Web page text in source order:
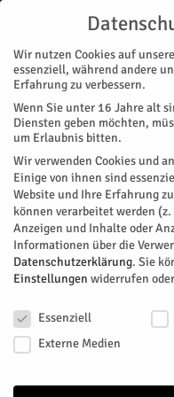
Start Stadtteile Jülich
STADTTEILE JÜLICH
Papierwerke(n)
VonHERZOG Redaktion- Oktober 27,
Facebook
Wir nutzen Cookies auf
essenziell, während andere
Erfahrung zu verbessern.
Wenn Sie unter 16 Jahre alt
Diensten geben möchten,
um Erlaubnis bitten.
Wir verwenden Cookies und
Einige von ihnen sind
Website und Ihre Erfahrung
können verarbeitet werden
Anzeigen und Inhalte oder
Informationen über die
Datenschutzerklärung. Sie
Einstellungen widerrufen
Essenziell
Externe Medien